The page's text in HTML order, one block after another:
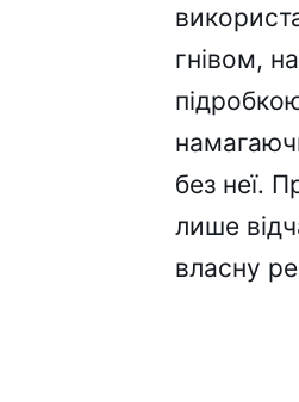
гнівом,
без неї.
лише
власну